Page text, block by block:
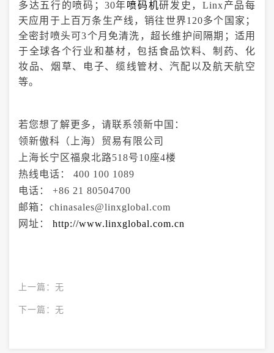
多达五行的喷码；30年喷码机研发史，Linx产品每
天应用于上百万条生产线，销往世界120多个国家；
全密封喷头可3个月免清洗，超长维护间隔期；适用
于全球各个行业和基材，包括食品饮料、制药、化
妆品、烟草、 电子、缆线管材、汽配以及航天航空
等。
若您想了解更多，请联系领新中国：
领新傲科（上海）贸易有限公司
上海长宁区福泉北路518号10座4楼
热线电话： 400 100 1089
电话： +86 21 80504700
邮箱：chinasales@linxglobal.com
网址： http://www.linxglobal.com.cn
上一篇： 无
下一篇： 无